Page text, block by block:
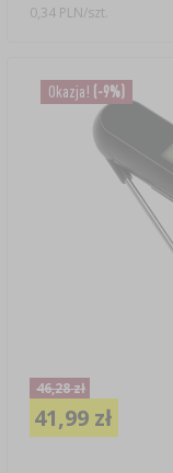
0,34 PLN/szt.
Okazja! (-9%)
46,28 zł
41,99 zł